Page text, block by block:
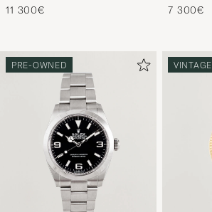
16713
11 300€
7 300€
PRE-OWNED VINTAGE